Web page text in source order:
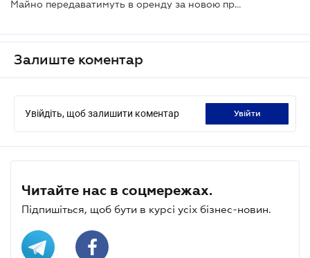
Майно передаватимуть в оренду за новою процедурою
Залиште коментар
Увійдіть, щоб залишити коментар увійти
Читайте нас в соцмережах.
Підпишіться, щоб бути в курсі усіх бізнес-новин.